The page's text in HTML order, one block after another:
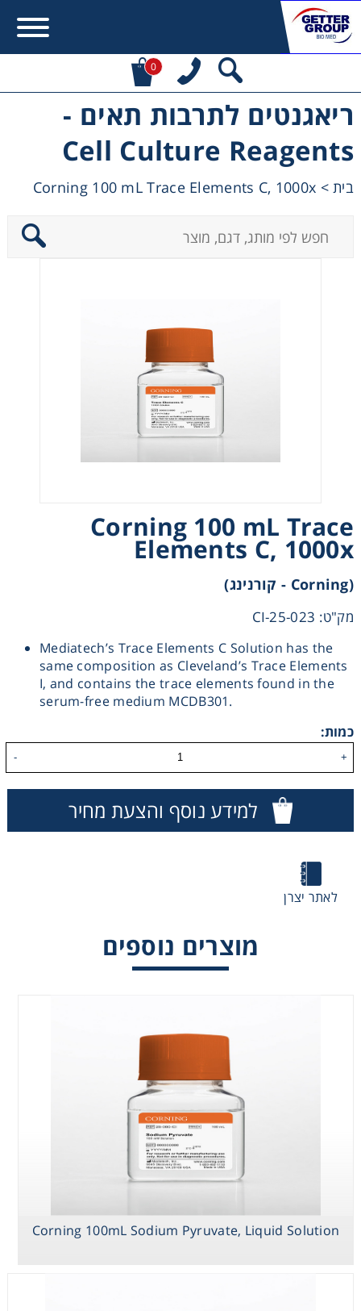
0
ריאגנטים לתרבות תאים -
Cell Culture Reagents
בית>
Corning 100 mL Trace Elements C, 1000x
Corning 100 mL Trace
Elements C, 1000x
(Corning - קורנינג)
מק"ט: 25-023-CI
Mediatech’s Trace Elements C Solution has the
same composition as Cleveland’s Trace Elements
I, and contains the trace elements found in the
serum-free medium MCDB301.
כמות:
+
-
למידע נוסף והצעת מחיר
לאתר יצרן
מוצרים נוספים
Corning 100mL Sodium Pyruvate, Liquid Solution
Error:Contact form not found.
מעונין לקבל הצעת מחיר או מידע עבור:
Instrumentation
Pumps
Shaking & Stirring
Storage
Thermometry
Washing
Chromatography
Filtration
Liquid Handling
Reagents & Kits
Consumables